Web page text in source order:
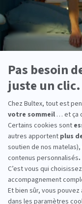
Plusieurs
s’adapter à
homogène et à
Pour équiper
lits d’enfant,
formats pour
solution adaptée
*Marque la plus
interrogées de
Iligo.
PULSAT
essayez
Prenez le temps
modèles,
sensations.
fermeté et le
vraiment. Vous